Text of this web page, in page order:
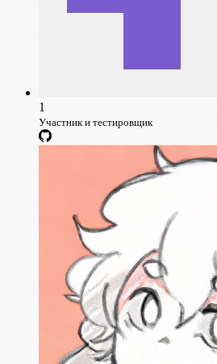
1
Участник и тестировщик